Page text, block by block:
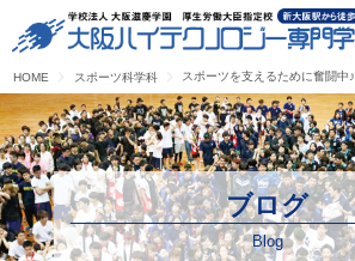
HOME スポーツ科学科 スポーツを支えるために奮闘中♪
ブログ
Blog